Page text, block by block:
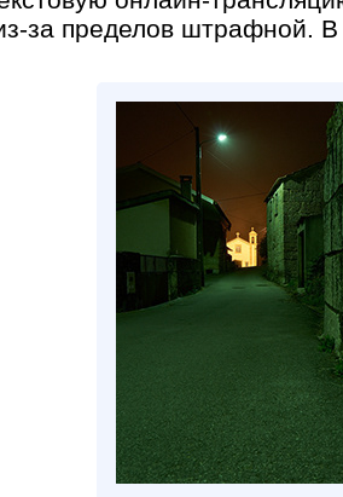
за пределов штрафной.